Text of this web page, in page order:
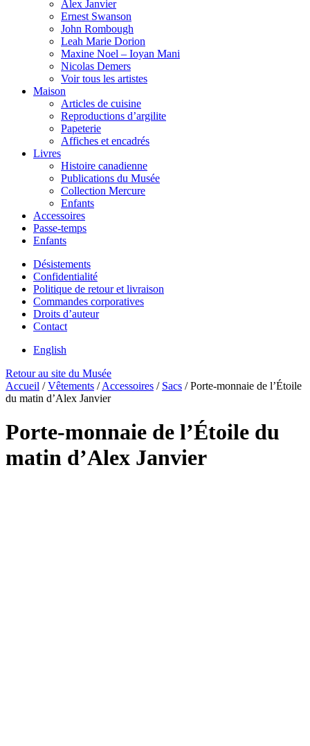
Alex Janvier
Ernest Swanson
John Rombough
Leah Marie Dorion
Maxine Noel – Ioyan Mani
Nicolas Demers
Voir tous les artistes
Maison
Articles de cuisine
Reproductions d’argilite
Papeterie
Affiches et encadrés
Livres
Histoire canadienne
Publications du Musée
Collection Mercure
Enfants
Accessoires
Passe-temps
Enfants
Désistements
Confidentialité
Politique de retour et livraison
Commandes corporatives
Droits d’auteur
Contact
English
Retour au site du Musée
Accueil /Vêtements /Accessoires / Sacs /Porte-monnaie de l’Étoile
du matin d’Alex Janvier
Porte-monnaie de l’Étoile du
matin d’Alex Janvier